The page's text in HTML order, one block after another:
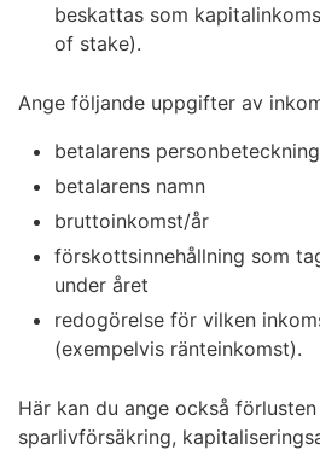
beskattas som
of stake).
Ange följande uppgifter av
betalarens
betalarens namn
bruttoinkomst/år
förskottsinnehållning som
under året
redogörelse för vilken
(exempelvis ränteinkomst).
Här kan du ange också
sparlivförsäkring,